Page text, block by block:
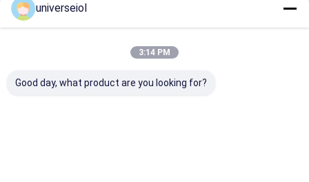
Geadviseerde Producten
universeiol
3:14 PM
Good day, what product are you looking for?